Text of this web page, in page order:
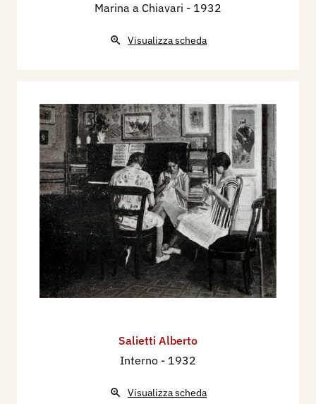
Marina a Chiavari - 1932
Visualizza scheda
Salietti Alberto
Interno - 1932
Visualizza scheda